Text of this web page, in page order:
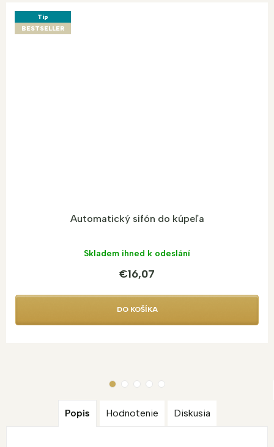
Tip
BESTSELLER
Automatický sifón do kúpeľa
Skladem ihned k odeslání
€16,07
DO KOŠÍKA
Popis Hodnotenie Diskusia